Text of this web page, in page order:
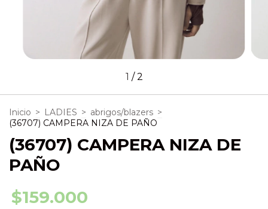
1 /2
Inicio > LADIES > abrigos/blazers >
(36707) CAMPERA NIZA DE PAÑO
(36707) CAMPERA NIZA DE
PAÑO
$159.000